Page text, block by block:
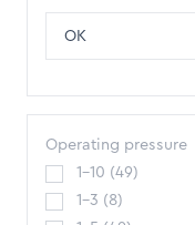
OK
Operating pressure
1-10 (49)
1-3 (8)